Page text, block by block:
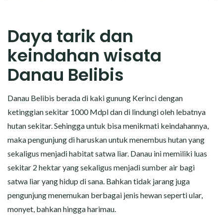
Daya tarik dan
keindahan wisata
Danau Belibis
Danau Belibis berada di kaki gunung Kerinci dengan
ketinggian sekitar 1000 Mdpl dan di lindungi oleh lebatnya
hutan sekitar. Sehingga untuk bisa menikmati keindahannya,
maka pengunjung di haruskan untuk menembus hutan yang
sekaligus menjadi habitat satwa liar. Danau ini memiliki luas
sekitar 2 hektar yang sekaligus menjadi sumber air bagi
satwa liar yang hidup di sana. Bahkan tidak jarang juga
pengunjung menemukan berbagai jenis hewan seperti ular,
monyet, bahkan hingga harimau.